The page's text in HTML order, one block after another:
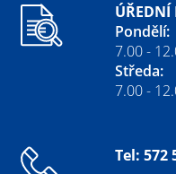
Pondělí:
7.00 -
Středa:
7.00 -
Tel: 572